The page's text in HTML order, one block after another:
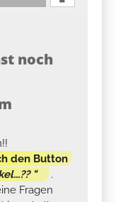
noch
den Button
"
.
Fragen